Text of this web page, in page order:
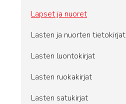
Lapset ja nuoret
Lasten ja nuorten tietokirjat
Lasten luontokirjat
Lasten ruokakirjat
Lasten satukirjat